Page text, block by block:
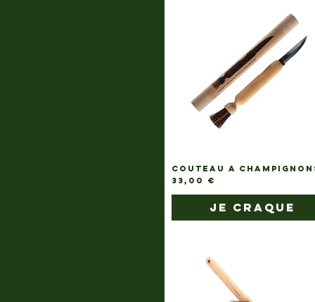
COUTEAU A
Prix
33,00 €
je craque